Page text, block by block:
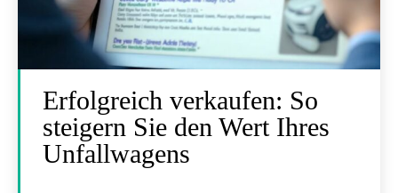
Erfolgreich verkaufen: So
steigern Sie den Wert Ihres
Unfallwagens